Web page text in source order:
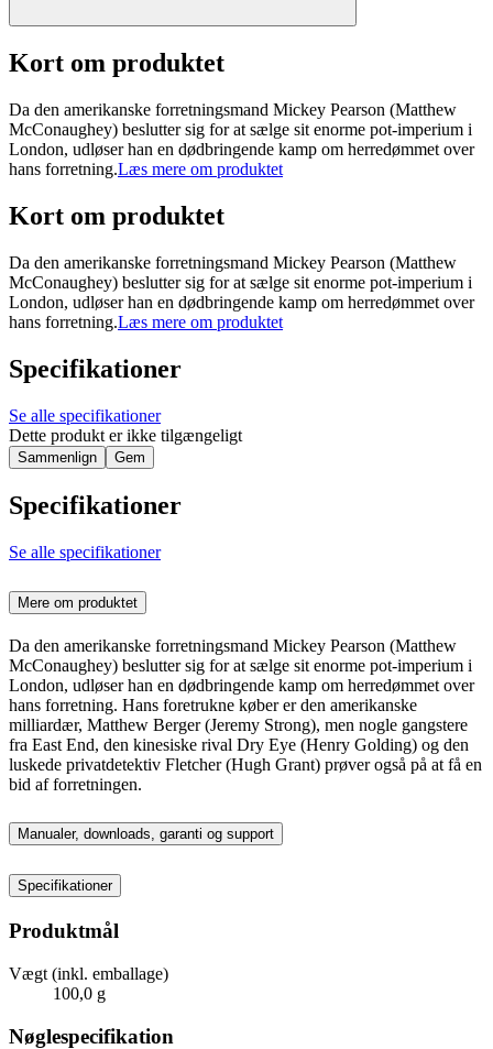
Kort om produktet
Da den amerikanske forretningsmand Mickey Pearson (Matthew
McConaughey) beslutter sig for at sælge sit enorme pot-imperium i
London, udløser han en dødbringende kamp om herredømmet over
hans forretning.Læs mere om produktet
Kort om produktet
Da den amerikanske forretningsmand Mickey Pearson (Matthew
McConaughey) beslutter sig for at sælge sit enorme pot-imperium i
London, udløser han en dødbringende kamp om herredømmet over
hans forretning.Læs mere om produktet
Specifikationer
Se alle specifikationer
Dette produkt er ikke tilgængeligt
Sammenlign Gem
Specifikationer
Se alle specifikationer
Mere om produktet
Da den amerikanske forretningsmand Mickey Pearson (Matthew
McConaughey) beslutter sig for at sælge sit enorme pot-imperium i
London, udløser han en dødbringende kamp om herredømmet over
hans forretning. Hans foretrukne køber er den amerikanske
milliardær, Matthew Berger (Jeremy Strong), men nogle gangstere
fra East End, den kinesiske rival Dry Eye (Henry Golding) og den
luskede privatdetektiv Fletcher (Hugh Grant) prøver også på at få en
bid af forretningen.
Manualer, downloads, garanti og support
Specifikationer
Produktmål
Vægt (inkl. emballage)
100,0 g
Nøglespecifikation